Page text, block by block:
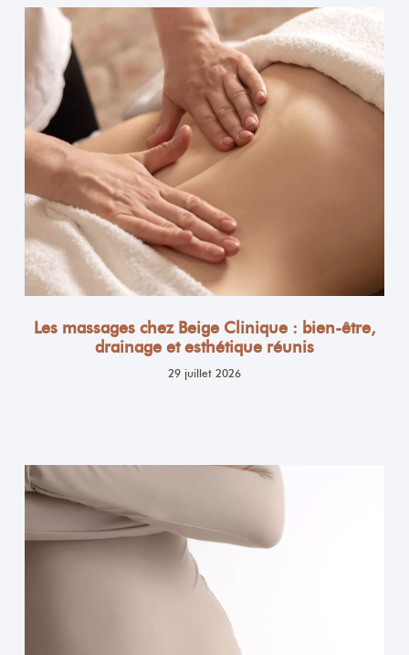
Les massages chez Beige Clinique : bien-être,
drainage et esthétique réunis
29 juillet 2026